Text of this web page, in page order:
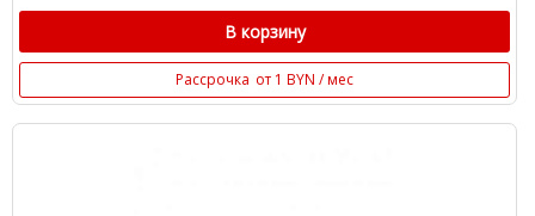
В корзину
Рассрочка от 1 BYN / мес